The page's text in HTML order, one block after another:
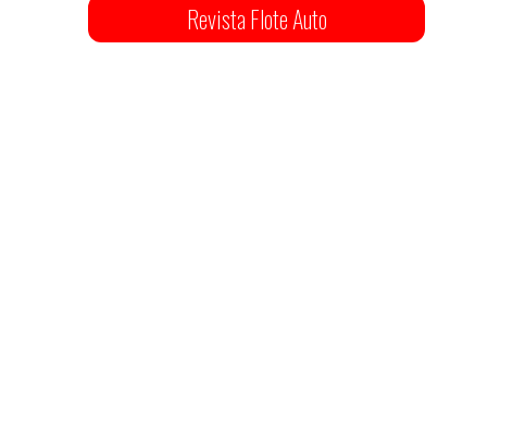
Revista Flote Auto